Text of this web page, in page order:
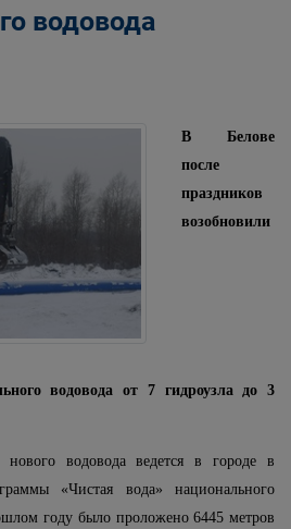
водовода
В Белове
после
праздников
возобновили
водовода от 7 гидроузла до 3
нового водовода ведется в городе в
«Чистая вода» национального
году было проложено 6445 метров